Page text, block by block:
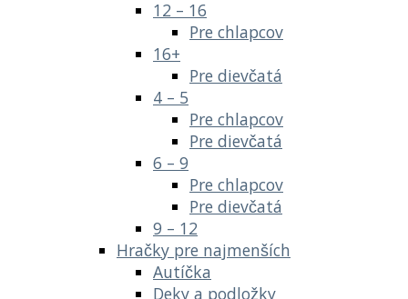
12 – 16
Pre chlapcov
16+
Pre dievčatá
4 – 5
Pre chlapcov
Pre dievčatá
6 – 9
Pre chlapcov
Pre dievčatá
9 – 12
Hračky pre najmenších
Autíčka
Deky a podložky